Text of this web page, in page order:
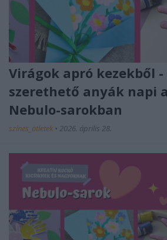
Virágok apró kezekből -
szerethető anyák napi
Nebulo-sarokban
színes_ötletek • 2026. április 28.